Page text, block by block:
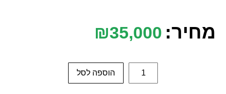
מחיר: ₪35,000
הוספה לסל